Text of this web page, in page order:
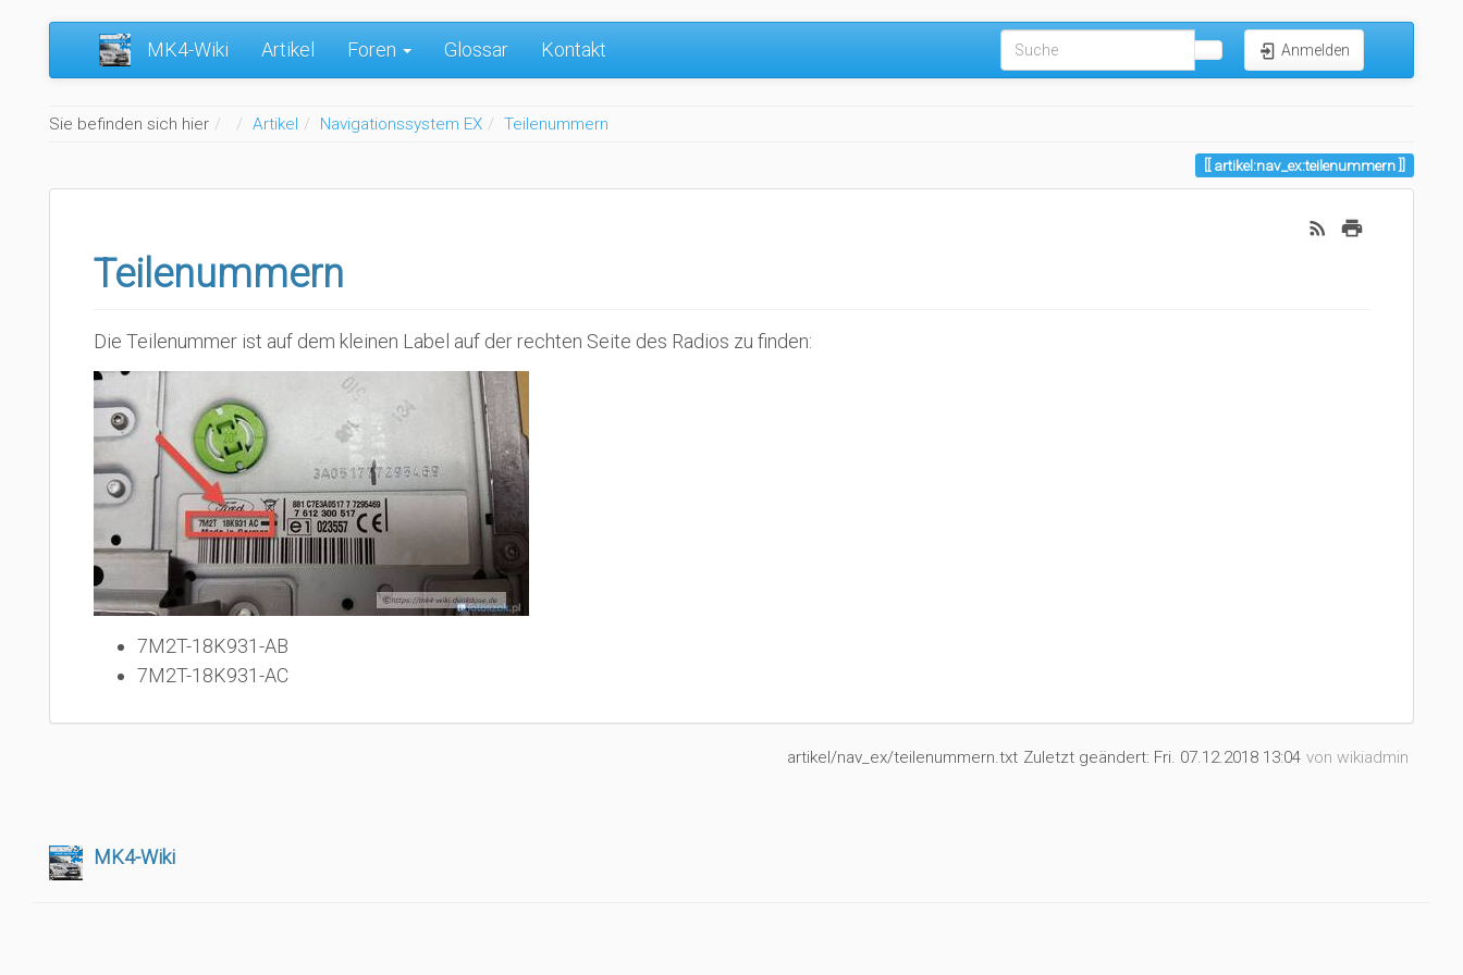
MK4-Wiki Artikel Foren Glossar Kontakt Anmelden
Sie befinden sich hier Home
Artikel Navigationssystem EX Teilenummern
artikel:nav_ex:teilenummern
Teilenummern
Die Teilenummer ist auf dem kleinen Label auf der rechten Seite des Radios zu finden:
7M2T-18K931-AB
7M2T-18K931-AC
artikel/nav_ex/teilenummern.txt Zuletzt geändert: Fri. 07.12.2018 13:04 von wikiadmin
MK4-Wiki